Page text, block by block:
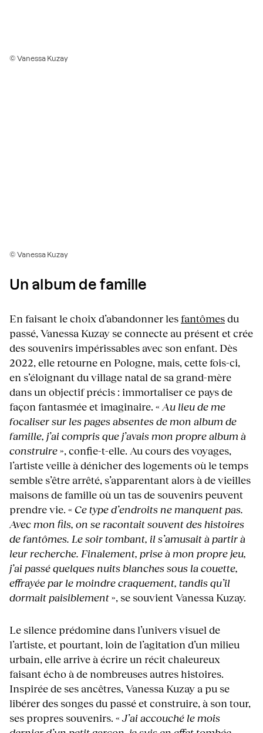
© Vanessa Kuzay
© Vanessa Kuzay
Un album de famille
En faisant le choix d’abandonner lesfantômesdu
passé, Vanessa Kuzay se connecte au présent et crée
des souvenirs impérissables avec son enfant. Dès
2022, elle retourne en Pologne, mais, cette fois-ci,
en s’éloignant du village natal de sa grand-mère
dans un objectif précis : immortaliser ce pays de
façon fantasmée et imaginaire. « Au lieu de me
focaliser sur les pages absentes de mon album de
famille, j’ai compris que j’avais mon propre album à
construire», confie-t-elle. Au cours des voyages,
l’artiste veille à dénicher des logements où le temps
semble s’être arrêté, s’apparentant alors à de vieilles
maisons de famille où un tas de souvenirs peuvent
prendre vie. « Ce type d’endroits ne manquent pas.
Avec mon fils, on se racontait souvent des histoires
de fantômes. Le soir tombant, il s’amusait à partir à
leur recherche. Finalement, prise à mon propre jeu,
j’ai passé quelques nuits blanches sous la couette,
effrayée par le moindre craquement, tandis qu’il
dormait paisiblement», se souvient Vanessa Kuzay.
Le silence prédomine dans l’univers visuel de
l’artiste, et pourtant, loin de l’agitation d’un milieu
urbain, elle arrive à écrire un récit chaleureux
faisant écho à de nombreuses autres histoires.
Inspirée de ses ancêtres, Vanessa Kuzay a pu se
libérer des songes du passé et construire, à son tour,
ses propres souvenirs. «J’ai accouché le mois